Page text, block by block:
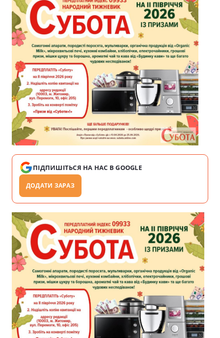
ПІДПИШІТЬСЯ НА НАС В GOOGLE
ДОДАТИ ЗАРАЗ